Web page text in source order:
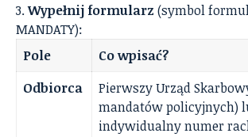
Wypełnij formularz (symbol
MANDATY):
Pole
Co wpisać?
Odbiorca
Pierwszy Urząd
mandatów policyjnych)
indywidualny numer